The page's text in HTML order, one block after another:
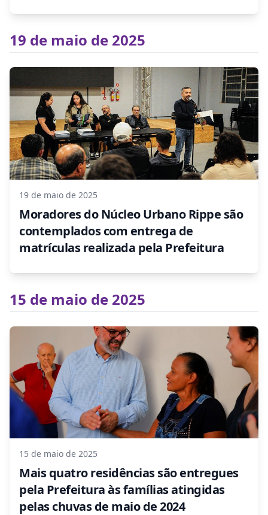
19 de maio de 2025
19 de maio de 2025
Moradores do Núcleo Urbano Rippe são
contemplados com entrega de
matrículas realizada pela Prefeitura
15 de maio de 2025
15 de maio de 2025
Mais quatro residências são entregues
pela Prefeitura às famílias atingidas
pelas chuvas de maio de 2024